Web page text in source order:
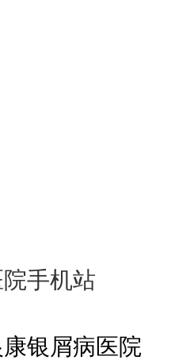
手机站
银屑病医院